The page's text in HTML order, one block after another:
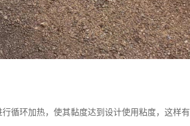
循环加热，使其黏度达到设计使用粘度，这样有